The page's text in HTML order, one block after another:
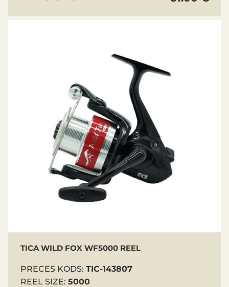
TICA WILD FOX WF5000 REEL
PRECES KODS: TIC-143807
REEL SIZE: 5000